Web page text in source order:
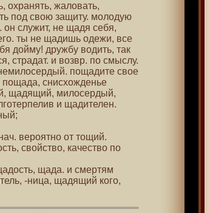
охранять, жаловать,
под свою защиту. молодую
служит, не щадя себя,
ты не щадишь одежи, все
дойму! дружбу водить, так
страдат. и возвр. по смыслу.
пощадите свое
снисхожденье
щадящий, милосердый,
и щадителен.
вероятно от тощий.
свойство, качество по
щада. и смертям
-ница, щадящий кого,